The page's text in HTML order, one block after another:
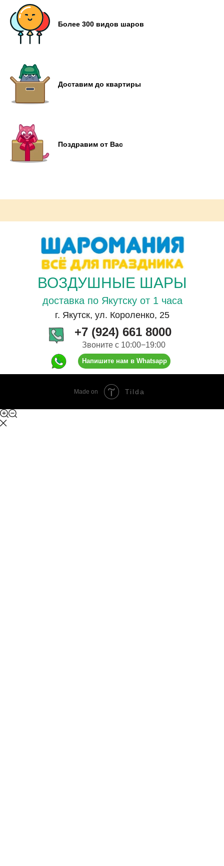
Более 300 видов шаров
Доставим до квартиры
Поздравим от Вас
ВОЗДУШНЫЕ ШАРЫ
доставка по Якутску от 1 часа
г. Якутск, ул. Короленко, 25
+7 (924) 661 8000
Напишите нам в Whatsapp
Звоните с 10:00−19:00
Made on Tilda